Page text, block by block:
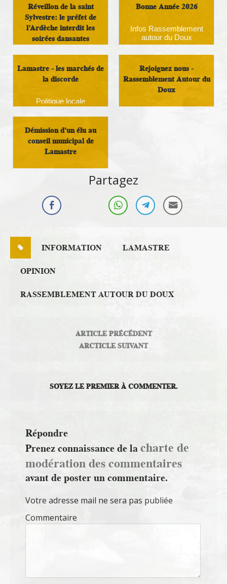
Réveillon de la saint
Sylvestre: le préfet de
l'Ardèche interdit les
soirées dansantes
autour du Doux
Bonne Année 2026
Infos Rassemblement
autour du Doux
Lamastre - les marchés de
la discorde
Politique locale
Rejoignez nous -
Rassemblement Autour du
Doux
Démission d'un élu au
conseil municipal de
Lamastre
Partagez
INFORMATION LAMASTRE
OPINION
RASSEMBLEMENT AUTOUR DU DOUX
ARTICLE PRÉCÉDENT
ARCTICLE SUIVANT
SOYEZ LE PREMIER À COMMENTER.
Répondre
Prenez connaissance de lacharte de
modération des commentaires
avant de poster un commentaire.
Votre adresse mail ne sera pas publiée
Commentaire